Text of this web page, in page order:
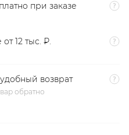
при заказе
12 тыс. ₽.
возврат
обратно